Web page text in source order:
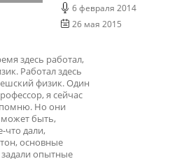
6 февраля 2014
26 мая 2015
здесь работал,
Работал здесь
физик. Один
я сейчас
Но они
может быть,
что дали,
основные
опытные